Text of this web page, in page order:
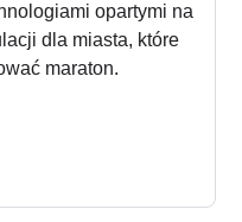
opartymi na
dla miasta, które
maraton.